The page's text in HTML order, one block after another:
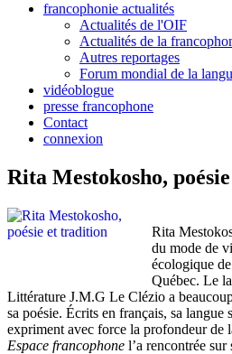
francophonie actualités
Actualités de l'OIF
Actualités de la
Autres reportages
Forum mondial de la
vidéoblogue
presse francophone
Contact
connexion
Rita Mestokosho,
Rita
du mode de
écologique
Québec. Le
Littérature J.M.G Le Clézio a
sa poésie. Écrits en français, sa langue
expriment avec force la profondeur de
Espace francophone l’a rencontrée